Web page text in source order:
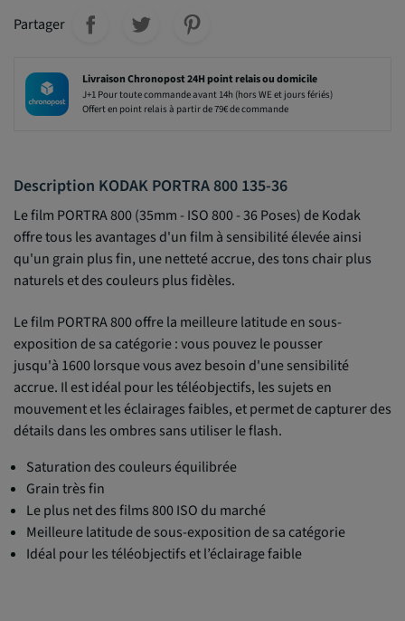
Partager
Livraison Chronopost 24H point relais ou domicile
J+1 Pour toute commande avant 14h (hors WE et jours fériés)
Offert en point relais à partir de 79€ de commande
Description KODAK PORTRA 800 135-36
Le film PORTRA 800 (35mm - ISO 800 - 36 Poses) de Kodak
offre tous les avantages d'un film à sensibilité élevée ainsi
qu'un grain plus fin, une netteté accrue, des tons chair plus
naturels et des couleurs plus fidèles.
Le film PORTRA 800 offre la meilleure latitude en sous-
exposition de sa catégorie : vous pouvez le pousser
jusqu'à 1600 lorsque vous avez besoin d'une sensibilité
accrue. Il est idéal pour les téléobjectifs, les sujets en
mouvement et les éclairages faibles, et permet de capturer des
détails dans les ombres sans utiliser le flash.
Saturation des couleurs équilibrée
Grain très fin
Le plus net des films 800 ISO du marché
Meilleure latitude de sous-exposition de sa catégorie
Idéal pour les téléobjectifs et l’éclairage faible